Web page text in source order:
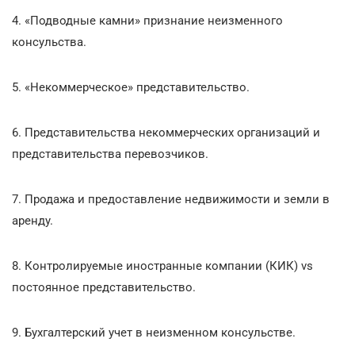
4. «Подводные камни» признание неизменного
консульства.
5. «Некоммерческое» представительство.
6. Представительства некоммерческих организаций и
представительства перевозчиков.
7. Продажа и предоставление недвижимости и земли в
аренду.
8. Контролируемые иностранные компании (КИК) vs
постоянное представительство.
9. Бухгалтерский учет в неизменном консульстве.